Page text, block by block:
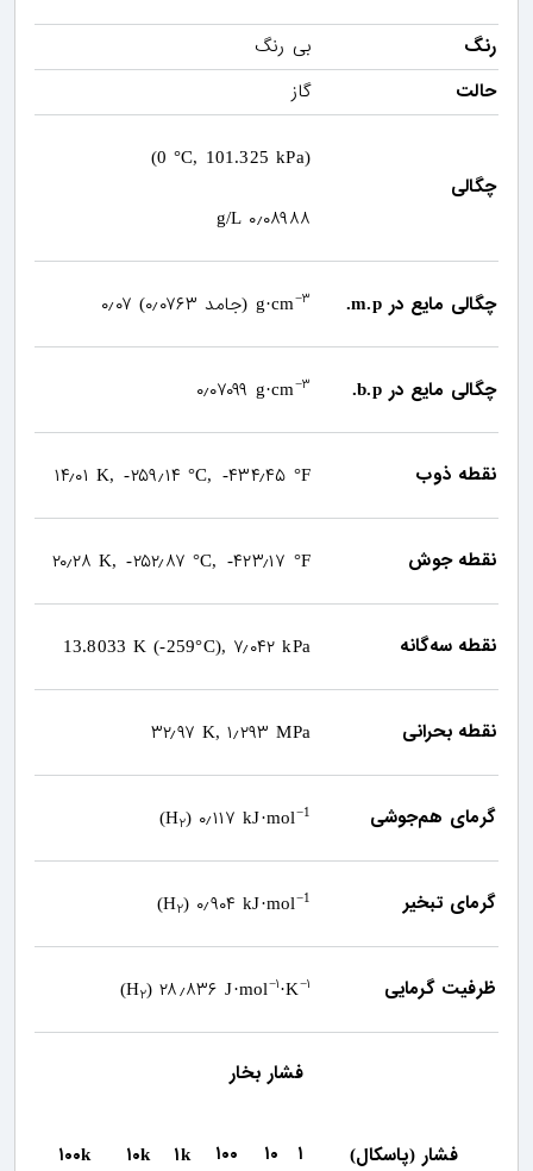
رنگ
بی رنگ
حالت
گاز
چگالی
(0 °C, 101.325 kPa)
۰٫۰۸۹۸۸ g/L
چگالی مایع درm.p. ۰٫۰۷ ( ۰٫۰۷۶۳ جامد) g·cm−۳
چگالی مایع درb.p. ۰٫۰۷۰۹۹ g·cm−۳
نقطه ذوب ۱۴٫۰۱ K, - ۲۵۹٫۱۴ °C, - ۴۳۴٫۴۵ °F
نقطه جوش ۲۰٫۲۸ K, - ۲۵۲٫۸۷ °C, - ۴۲۳٫۱۷ °F
نقطه سه‌گانه 13.8033 K (-259°C), ۷٫۰۴۲kPa
نقطه بحرانی ۳۲٫۹۷ K, ۱٫۲۹۳MPa
گرمای هم‌جوشی (H۲) ۰٫۱۱۷kJ·mol−1
گرمای تبخیر (H۲) ۰٫۹۰۴kJ·mol−1
ظرفیت گرمایی (H۲) ۲۸٫۸۳۶J·mol−۱·K−۱
فشار بخار
فشار (پاسکال) ۱ ۱۰ ۱۰۰ ۱k ۱۰k ۱۰۰k